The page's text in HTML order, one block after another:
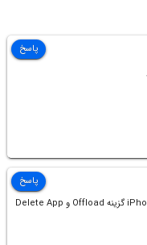
پاسخ
چرا تو قسمت iPhone Storage گزینه Offload و Delete App
پاسخ